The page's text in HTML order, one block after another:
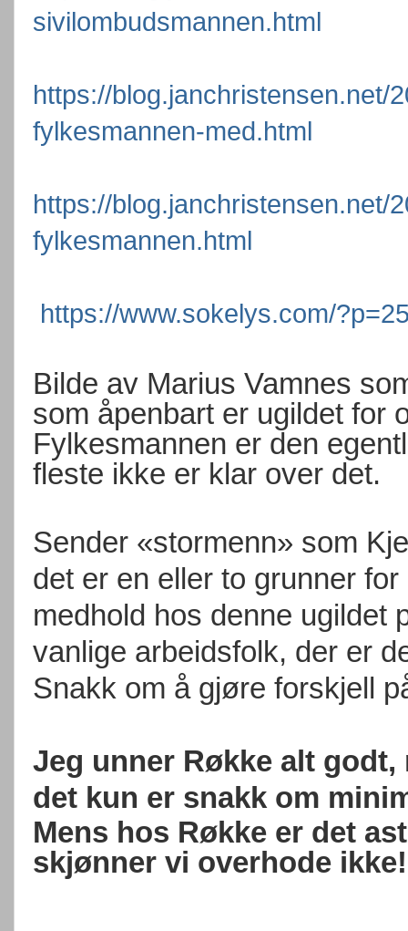
sivilombudsmannen.html
https://blog.janchristensen.net/
fylkesmannen-med.html
https://blog.janchristensen.net/
fylkesmannen.html
https://www.sokelys.com/
Bilde av Marius Vamnes
som åpenbart er ugildet for
Fylkesmannen er den
fleste ikke er klar over det.
Sender «stormenn» som
det er en eller to grunner
medhold hos denne ugildet
vanlige arbeidsfolk, der er
Snakk om å gjøre forskjell
Jeg unner Røkke alt
det kun er snakk om
Mens hos Røkke er det
skjønner vi overhode ikke!